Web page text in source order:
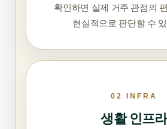
확인하면 실제 거주 관점의
현실적으로 판단할 수
02 INFRA
생활 인프라